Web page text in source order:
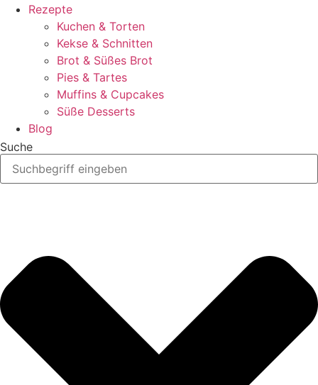
Rezepte
Kuchen & Torten
Kekse & Schnitten
Brot & Süßes Brot
Pies & Tartes
Muffins & Cupcakes
Süße Desserts
Blog
Suche